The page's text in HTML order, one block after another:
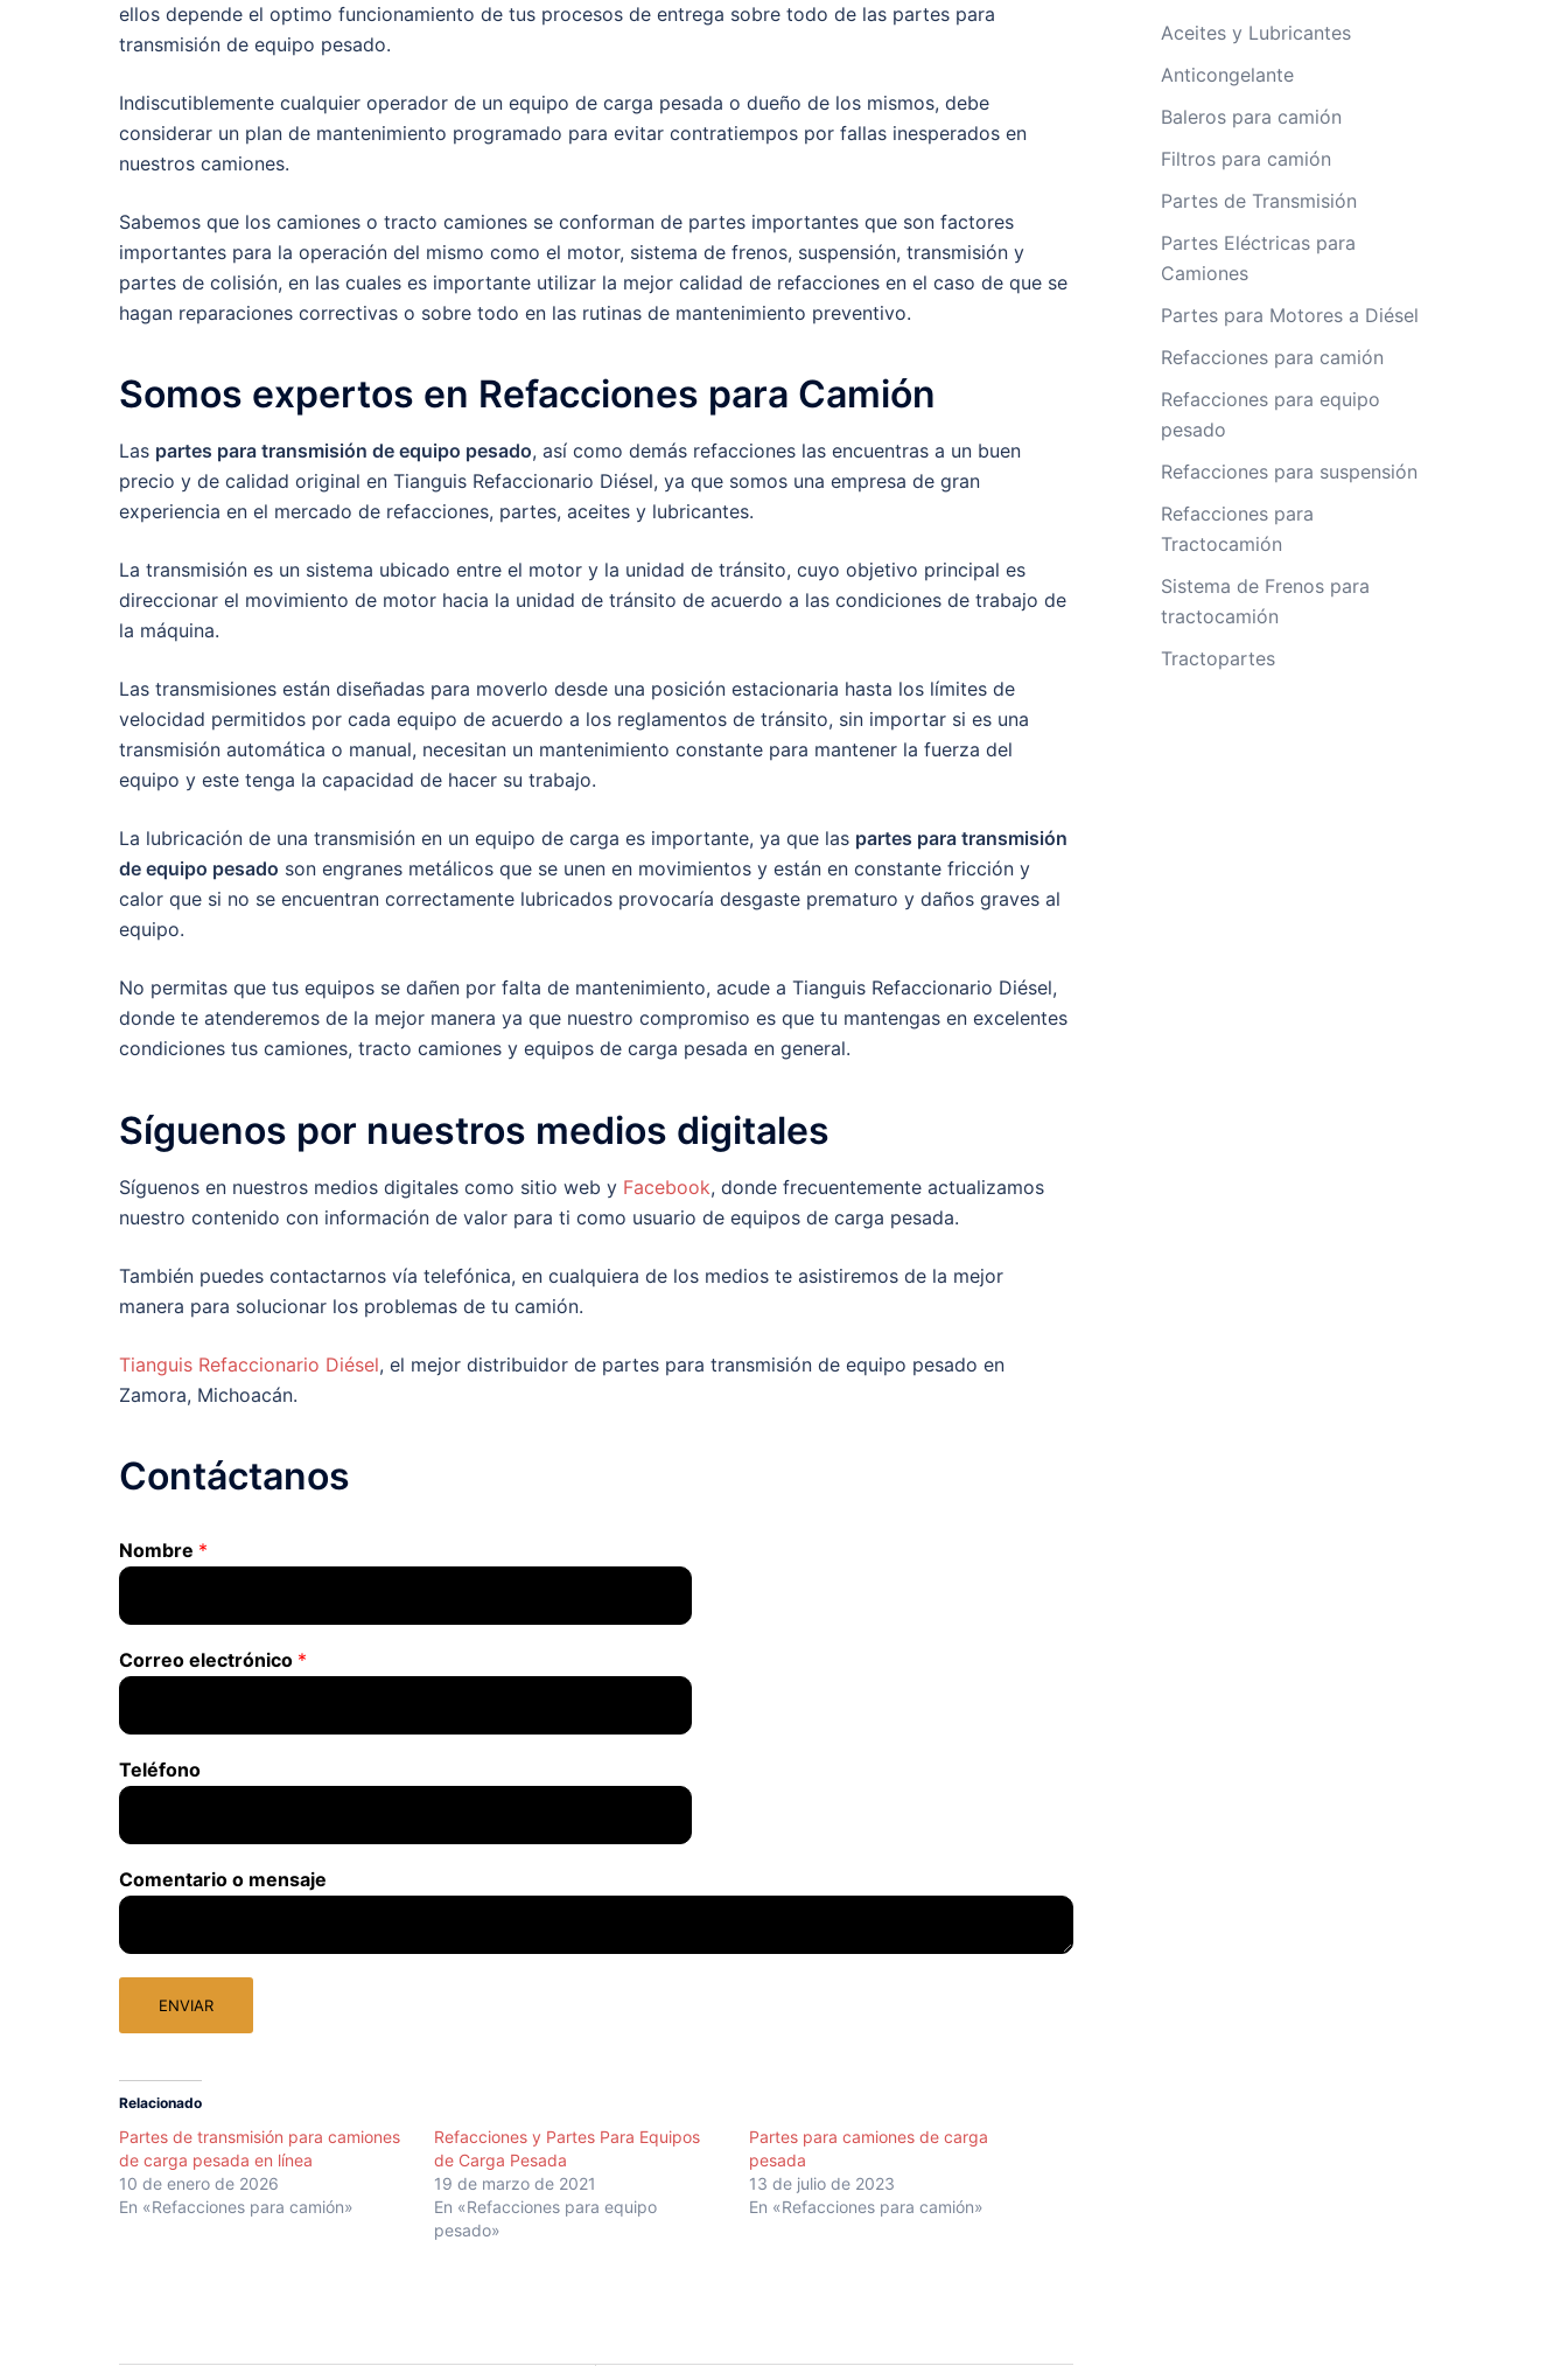
ellos depende el optimo funcionamiento de tus procesos de entrega sobre todo de las partes para
transmisión de equipo pesado.
Indiscutiblemente cualquier operador de un equipo de carga pesada o dueño de los mismos, debe
considerar un plan de mantenimiento programado para evitar contratiempos por fallas inesperados en
nuestros camiones.
Sabemos que los camiones o tracto camiones se conforman de partes importantes que son factores
importantes para la operación del mismo como el motor, sistema de frenos, suspensión, transmisión y
partes de colisión, en las cuales es importante utilizar la mejor calidad de refacciones en el caso de que se
hagan reparaciones correctivas o sobre todo en las rutinas de mantenimiento preventivo.
Somos expertos en Refacciones para Camión
Las partes para transmisión de equipo pesado, así como demás refacciones las encuentras a un buen
precio y de calidad original en Tianguis Refaccionario Diésel, ya que somos una empresa de gran
experiencia en el mercado de refacciones, partes, aceites y lubricantes.
La transmisión es un sistema ubicado entre el motor y la unidad de tránsito, cuyo objetivo principal es
direccionar el movimiento de motor hacia la unidad de tránsito de acuerdo a las condiciones de trabajo de
la máquina.
Las transmisiones están diseñadas para moverlo desde una posición estacionaria hasta los límites de
velocidad permitidos por cada equipo de acuerdo a los reglamentos de tránsito, sin importar si es una
transmisión automática o manual, necesitan un mantenimiento constante para mantener la fuerza del
equipo y este tenga la capacidad de hacer su trabajo.
La lubricación de una transmisión en un equipo de carga es importante, ya que las partes para transmisión
de equipo pesado son engranes metálicos que se unen en movimientos y están en constante fricción y
calor que si no se encuentran correctamente lubricados provocaría desgaste prematuro y daños graves al
equipo.
No permitas que tus equipos se dañen por falta de mantenimiento, acude a Tianguis Refaccionario Diésel,
donde te atenderemos de la mejor manera ya que nuestro compromiso es que tu mantengas en excelentes
condiciones tus camiones, tracto camiones y equipos de carga pesada en general.
Síguenos por nuestros medios digitales
Síguenos en nuestros medios digitales como sitio web y Facebook, donde frecuentemente actualizamos
nuestro contenido con información de valor para ti como usuario de equipos de carga pesada.
También puedes contactarnos vía telefónica, en cualquiera de los medios te asistiremos de la mejor
manera para solucionar los problemas de tu camión.
Tianguis Refaccionario Diésel, el mejor distribuidor de partes para transmisión de equipo pesado en
Zamora, Michoacán.
Contáctanos
Nombre *
Correo electrónico *
Teléfono
Comentario o mensaje
ENVIAR
Relacionado
Partes de transmisión para camiones
de carga pesada en línea
10 de enero de 2026
En «Refacciones para camión»
Refacciones y Partes Para Equipos
de Carga Pesada
19 de marzo de 2021
En «Refacciones para equipo
pesado»
Partes para camiones de carga
pesada
13 de julio de 2023
En «Refacciones para camión»
Aceites y Lubricantes
Anticongelante
Baleros para camión
Filtros para camión
Partes de Transmisión
Partes Eléctricas para
Camiones
Partes para Motores a Diésel
Refacciones para camión
Refacciones para equipo
pesado
Refacciones para suspensión
Refacciones para
Tractocamión
Sistema de Frenos para
tractocamión
Tractopartes